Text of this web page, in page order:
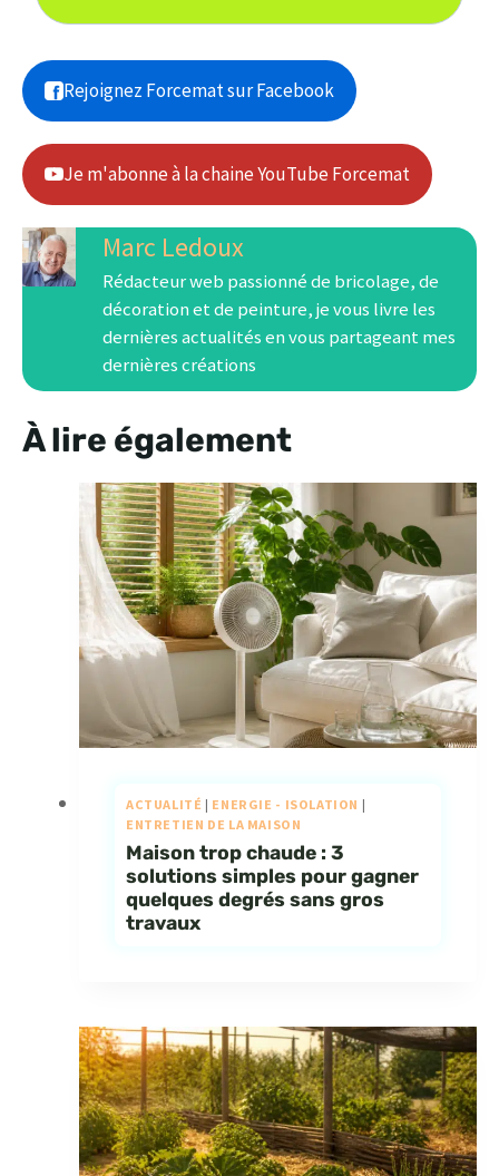
Rejoignez Forcemat sur Facebook
Je m'abonne à la chaine YouTube Forcemat
Marc Ledoux
Rédacteur web passionné de bricolage, de
décoration et de peinture, je vous livre les
dernières actualités en vous partageant mes
dernières créations
À lire également
ACTUALITÉ | ENERGIE - ISOLATION |
ENTRETIEN DE LA MAISON
Maison trop chaude : 3
solutions simples pour gagner
quelques degrés sans gros
travaux